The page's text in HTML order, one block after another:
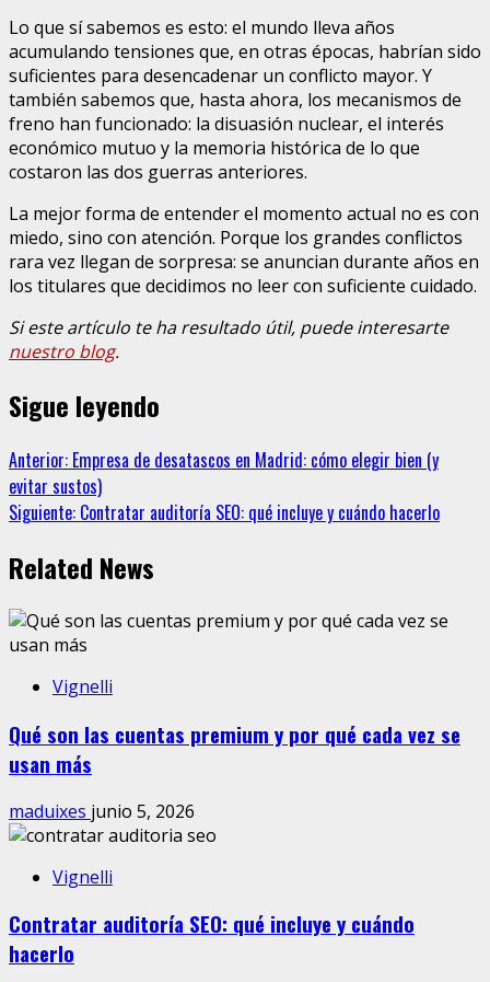
Lo que sí sabemos es esto: el mundo lleva años
acumulando tensiones que, en otras épocas, habrían sido
suficientes para desencadenar un conflicto mayor. Y
también sabemos que, hasta ahora, los mecanismos de
freno han funcionado: la disuasión nuclear, el interés
económico mutuo y la memoria histórica de lo que
costaron las dos guerras anteriores.
La mejor forma de entender el momento actual no es con
miedo, sino con atención. Porque los grandes conflictos
rara vez llegan de sorpresa: se anuncian durante años en
los titulares que decidimos no leer con suficiente cuidado.
Si este artículo te ha resultado útil, puede interesarte
nuestro blog.
Sigue leyendo
Anterior: Empresa de desatascos en Madrid: cómo elegir bien (y
evitar sustos)
Siguiente: Contratar auditoría SEO: qué incluye y cuándo hacerlo
Related News
Vignelli
Qué son las cuentas premium y por qué cada vez se
usan más
maduixes junio 5, 2026
Vignelli
Contratar auditoría SEO: qué incluye y cuándo
hacerlo